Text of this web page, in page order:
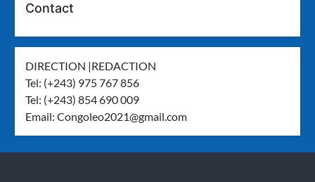
Contact
DIRECTION |REDACTION
Tel: (+243) 975 767 856
Tel: (+243) 854 690 009
Email:Congoleo2021@gmail.com